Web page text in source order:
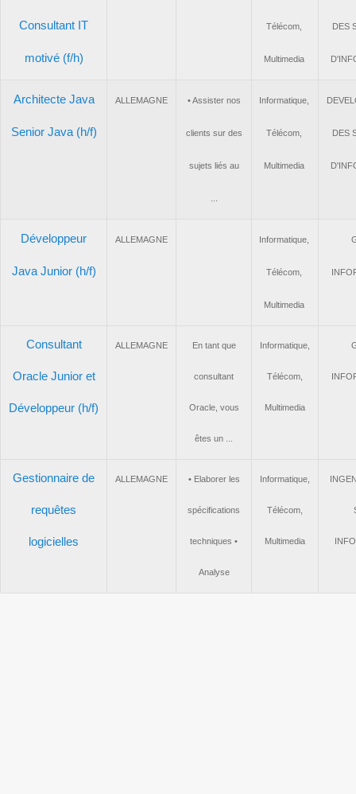
Consultant IT
motivé (f/h)
Télécom,
Multimedia
Architecte Java
Senior Java (h/f)
ALLEMAGNE • Assister nos
clients sur des
sujets liés au
Informatique,
Télécom,
Multimedia
Développeur
Java Junior (h/f)
ALLEMAGNE Informatique,
Télécom,
Multimedia
Consultant
Oracle Junior et
Développeur (h/f)
ALLEMAGNE En tant que
consultant
Oracle, vous
êtes un ...
Informatique,
Télécom,
Multimedia
Gestionnaire de
requêtes
logicielles
ALLEMAGNE • Elaborer les
spécifications
techniques •
Analyse
Informatique,
Télécom,
Multimedia